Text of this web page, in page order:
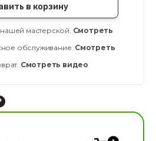
в корзину
нашей мастерской. Смотреть
обслуживание. Смотреть
Смотреть видео
музыкальных инструментов